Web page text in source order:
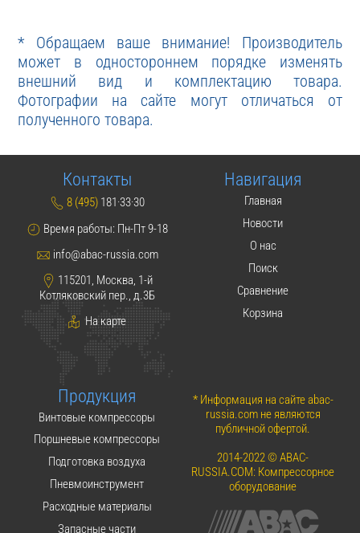
* Обращаем ваше внимание! Производитель
может в одностороннем порядке изменять
внешний вид и комплектацию товара.
Фотографии на сайте могут отличаться от
полученного товара.
Контакты
8 (495) 181·33·30
Время работы: Пн-Пт 9-18
info@abac-russia.com
115201, Москва, 1-й
Котляковский пер., д.3Б
На карте
Навигация
Главная
Новости
О нас
Поиск
Сравнение
Корзина
Продукция
Винтовые компрессоры
Поршневые компрессоры
Подготовка воздуха
Пневмоинструмент
Расходные материалы
Запасные части
* Информация на сайте abac-
russia.com не являются
публичной офертой.
2014-2022 © ABAC-
RUSSIA.COM: Компрессорное
оборудование